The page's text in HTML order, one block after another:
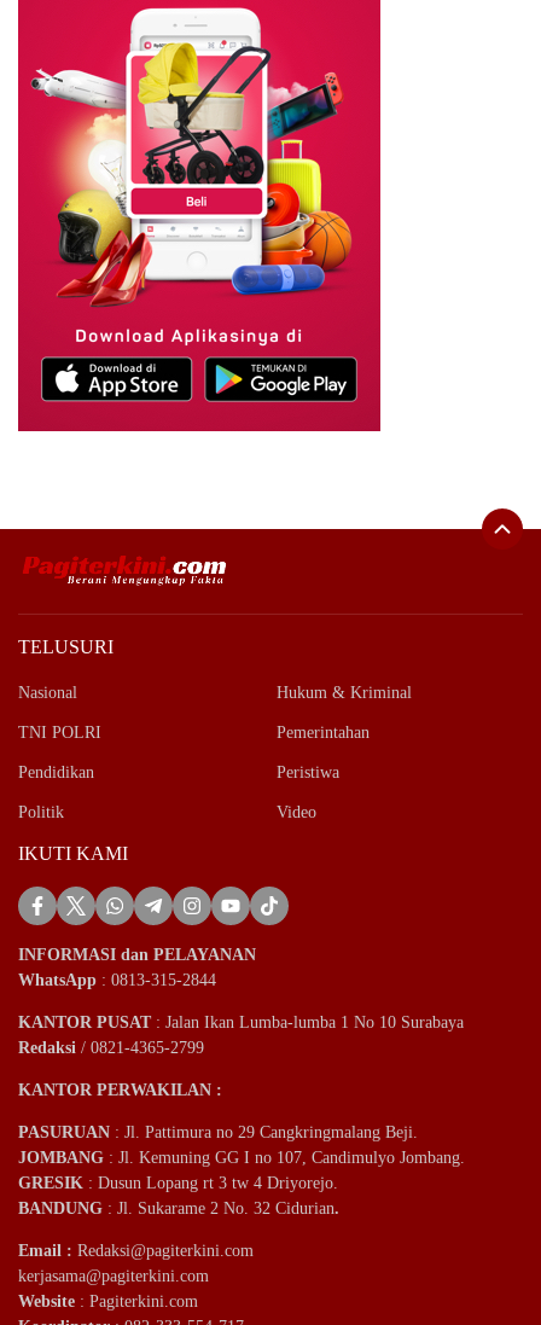
TELUSURI
Nasional Hukum & Kriminal
TNI POLRI Pemerintahan
Pendidikan Peristiwa
Politik Video
IKUTI KAMI
INFORMASI dan PELAYANAN
WhatsApp : 0813-315-2844
KANTOR PUSAT: Jalan Ikan Lumba-lumba 1 No 10 Surabaya
Redaksi / 0821-4365-2799
KANTOR PERWAKILAN :
PASURUAN : Jl. Pattimura no 29 Cangkringmalang Beji.
JOMBANG : Jl. Kemuning GG I no 107, Candimulyo Jombang.
GRESIK : Dusun Lopang rt 3 tw 4 Driyorejo.
BANDUNG : Jl. Sukarame 2 No. 32 Cidurian.
Email : Redaksi@pagiterkini.com
kerjasama@pagiterkini.com
Website : Pagiterkini.com